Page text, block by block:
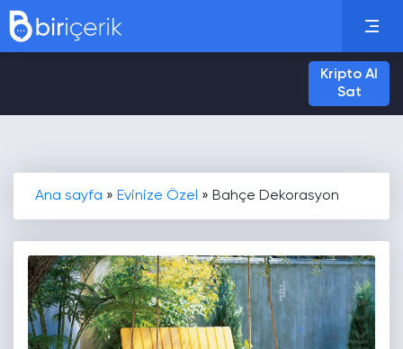
Kripto Al
Sat
Ana sayfa » Evinize Özel » Bahçe Dekorasyon